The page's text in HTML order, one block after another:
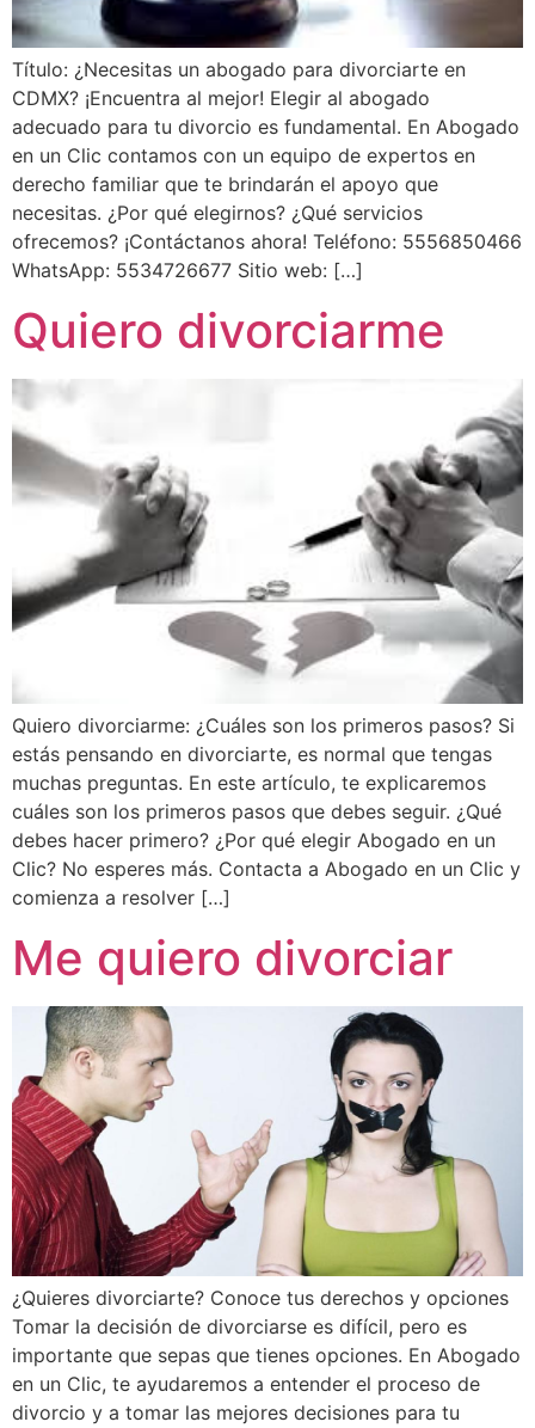
Título: ¿Necesitas un abogado para divorciarte en
CDMX? ¡Encuentra al mejor! Elegir al abogado
adecuado para tu divorcio es fundamental. En Abogado
en un Clic contamos con un equipo de expertos en
derecho familiar que te brindarán el apoyo que
necesitas. ¿Por qué elegirnos? ¿Qué servicios
ofrecemos? ¡Contáctanos ahora! Teléfono: 5556850466
WhatsApp: 5534726677 Sitio web: […]
Quiero divorciarme
Quiero divorciarme: ¿Cuáles son los primeros pasos? Si
estás pensando en divorciarte, es normal que tengas
muchas preguntas. En este artículo, te explicaremos
cuáles son los primeros pasos que debes seguir. ¿Qué
debes hacer primero? ¿Por qué elegir Abogado en un
Clic? No esperes más. Contacta a Abogado en un Clic y
comienza a resolver […]
Me quiero divorciar
¿Quieres divorciarte? Conoce tus derechos y opciones
Tomar la decisión de divorciarse es difícil, pero es
importante que sepas que tienes opciones. En Abogado
en un Clic, te ayudaremos a entender el proceso de
divorcio y a tomar las mejores decisiones para tu